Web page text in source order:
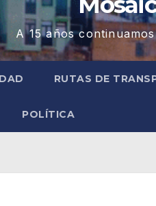
A 15 años
RUTAS DE
POLÍTICA